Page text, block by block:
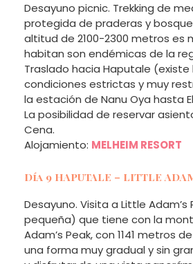
Desayuno picnic. Trekking de
protegida de praderas y
altitud de 2100-2300 metros es
habitan son endémicas de la
Traslado hacia Haputale
condiciones estrictas y muy
la estación de Nanu Oya hasta
La posibilidad de reservar
Cena.
Alojamiento: MELHEIM RESORT
Día 9 HAPUTALE – LITTLE
Desayuno. Visita a Little
pequeña) que tiene con la
Adam’s Peak, con 1141 metros
una forma muy gradual y sin